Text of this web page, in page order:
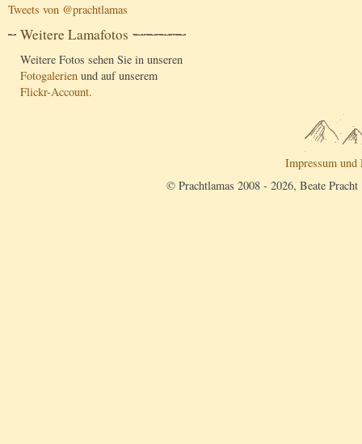
Tweets von @prachtlamas
Weitere Lamafotos
Weitere Fotos sehen Sie in unseren
Fotogalerien und auf unserem
Flickr-Account.
Impressum und
© Prachtlamas 2008 - 2026, Beate Pracht